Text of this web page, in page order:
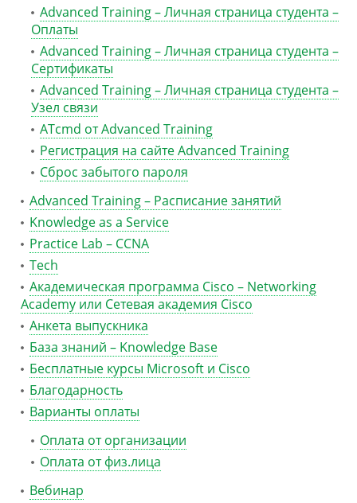
Advanced Training – Личная страница студента –
Оплаты
Advanced Training – Личная страница студента –
Сертификаты
Advanced Training – Личная страница студента –
Узел связи
ATcmd от Advanced Training
Регистрация на сайте Advanced Training
Сброс забытого пароля
Advanced Training – Расписание занятий
Knowledge as a Service
Practice Lab – CCNA
Tech
Академическая программа Cisco – Networking
Academy или Сетевая академия Cisco
Анкета выпускника
База знаний – Knowledge Base
Бесплатные курсы Microsoft и Cisco
Благодарность
Варианты оплаты
Оплата от организации
Оплата от физ.лица
Вебинар